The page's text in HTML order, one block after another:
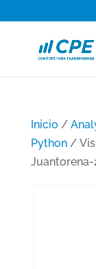
Inicio /
Python/
Juantorena-